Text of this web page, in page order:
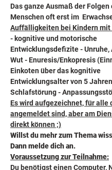
Das ganze Ausmaß der Folgen
Menschen oft erst im
Auffälligkeiten bei Kindern mit
- kognitive und motorische
Entwicklungsdefizite - Unruhe,
Wut - Enuresis/Enkopresis
Einkoten über das kognitive
Entwicklungsalter von 5
Schlafstörung -
Es wird aufgezeichnet, für alle
angemeldet sind, aber am
direkt können ;)
Willst du mehr zum Thema
Dann melde dich an.
Voraussetzung zur Teilnahme:
Du benötigst einen Computer,